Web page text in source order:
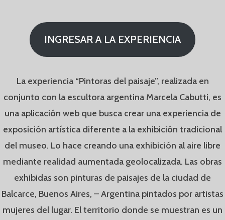
INGRESAR A LA EXPERIENCIA
La experiencia “Pintoras del paisaje”, realizada en
conjunto con la escultora argentina Marcela Cabutti, es
una aplicación web que busca crear una experiencia de
exposición artística diferente a la exhibición tradicional
del museo. Lo hace creando una exhibición al aire libre
mediante realidad aumentada geolocalizada. Las obras
exhibidas son pinturas de paisajes de la ciudad de
Balcarce, Buenos Aires, – Argentina pintados por artistas
mujeres del lugar. El territorio donde se muestran es un